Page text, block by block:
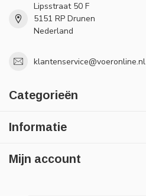
Lipsstraat 50 F
5151 RP Drunen
Nederland
klantenservice@voeronline.nl
Categorieën
Informatie
Mijn account